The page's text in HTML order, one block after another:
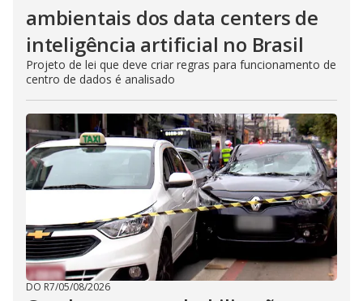
ambientais dos data centers de
inteligência artificial no Brasil
Projeto de lei que deve criar regras para funcionamento de
centro de dados é analisado
DO R7/05/08/2026